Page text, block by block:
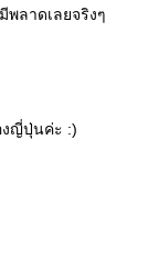
ลาดเลยจริงๆ
ญี่ปุ่นค่ะ :)